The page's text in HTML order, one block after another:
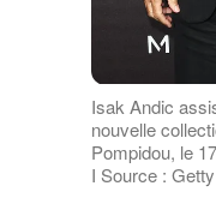
Isak Andic
nouvelle
Pompidou, le
I Source :